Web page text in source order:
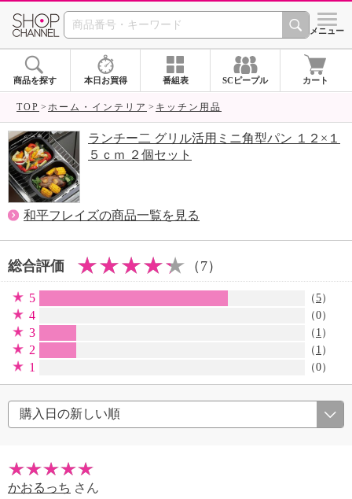
SHOP CHANNEL シメニュー
商品を探す 本日お買得 番組表 SCピープル カート
TOP ホーム・インテリア キッチン用品
ランチー二 グリル活用ミニ角型パン １２×１
５ｃｍ ２個セット
和平フレイズの商品一覧を見る
総合評価 （7）
5 （5）
4 （0）
3 （ 1 ）
2 （ 1 ）
1 （0）
かおるっち さん